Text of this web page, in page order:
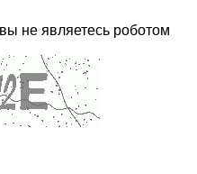
не являетесь роботом